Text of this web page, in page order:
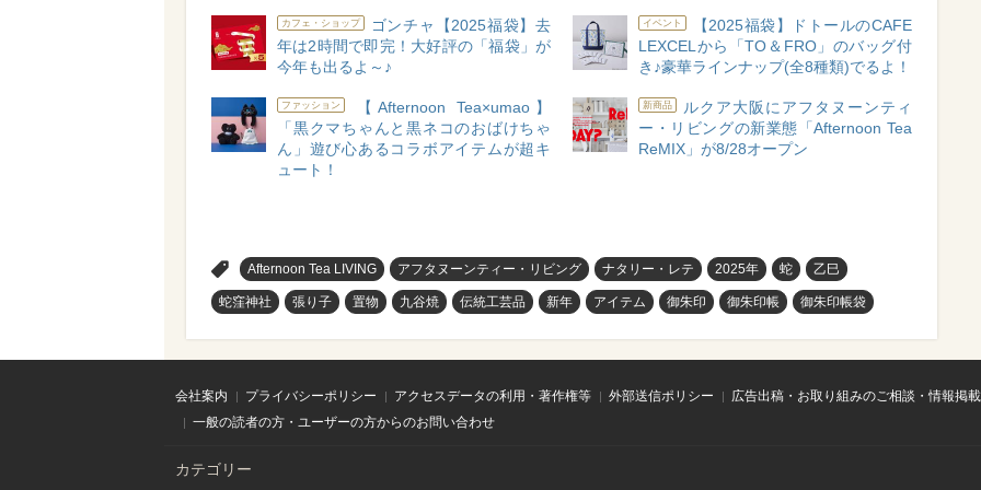
カフェ・ショップ
ゴンチャ【2025福袋】去
年は2時間で即完！大好評の「福袋」が
今年も出るよ～♪
イベント
【2025福袋】ドトールのCAFE
LEXCELから「TO＆FRO」のバッグ付
き♪豪華ラインナップ(全8種類)でるよ！
ファッション
【Afternoon Tea×umao】
「黒クマちゃんと黒ネコのおばけちゃ
ん」遊び心あるコラボアイテムが超キ
ュート！
新商品
ルクア大阪にアフタヌーンティ
ー・リビングの新業態「Afternoon Tea
ReMIX」が8/28オープン
Afternoon Tea LIVING アフタヌーンティー・リビング ナタリー・レテ 2025年 蛇 乙巳
蛇窪神社 張り子 置物 九谷焼 伝統工芸品 新年 アイテム 御朱印 御朱印帳 御朱印帳袋
会社案内 プライバシーポリシー アクセスデータの利用・著作権等 外部送信ポリシー
広告出稿・お取り組みのご相談・情報掲
一般の読者の方・ユーザーの方からのお問い合わせ
カテゴリー